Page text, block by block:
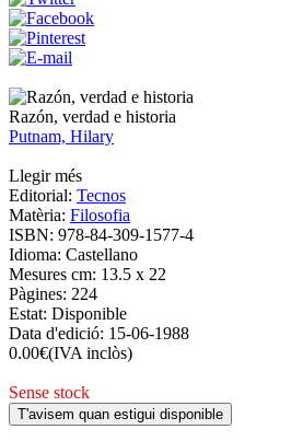
Razón, verdad e historia
Putnam, Hilary
Llegir més
Editorial: Tecnos
Matèria: Filosofia
ISBN: 978-84-309-1577-4
Idioma: Castellano
Mesures cm: 13.5 x 22
Pàgines: 224
Estat: Disponible
Data d'edició: 15-06-1988
0.00€(IVA inclòs)
Sense stock
T'avisem quan estigui disponible